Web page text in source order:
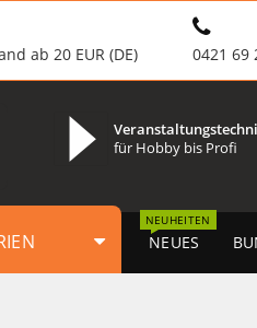
ab 20 EUR (DE) 0421 69
für Hobby bis Profi
NEUES
NEUHEITEN